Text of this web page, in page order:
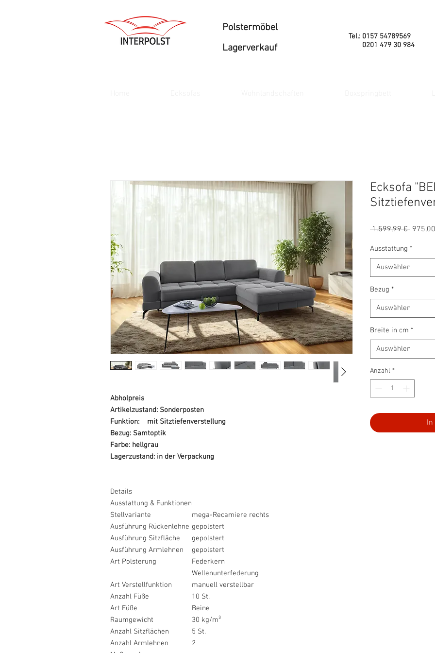
Polstermöbel
Lagerverkauf
Tel.: 0157 54789569
0201 479 30 984
Abholpreis
Artikelzustand: Sonderposten
Funktion: mit Sitztiefenverstellung
Bezug: Samtoptik
Farbe: hellgrau
Lagerzustand: in der Verpackung
Details
Ausstattung & Funktionen
Stellvariante
mega-Recamiere rechts
Ausführung Rückenlehne gepolstert
Ausführung Sitzfläche
gepolstert
Ausführung Armlehnen
gepolstert
Art Polsterung
Federkern
Wellenunterfederung
Art Verstellfunktion
manuell verstellbar
Anzahl Füße
10 St.
Art Füße
Beine
Raumgewicht
30 kg/m³
Anzahl Sitzflächen
5 St.
Anzahl Armlehnen
2
Ecksofa
1.599,99 €
Ausstattung *
Auswählen
Bezug *
Auswählen
Breite in cm *
Auswählen
Anzahl *
In